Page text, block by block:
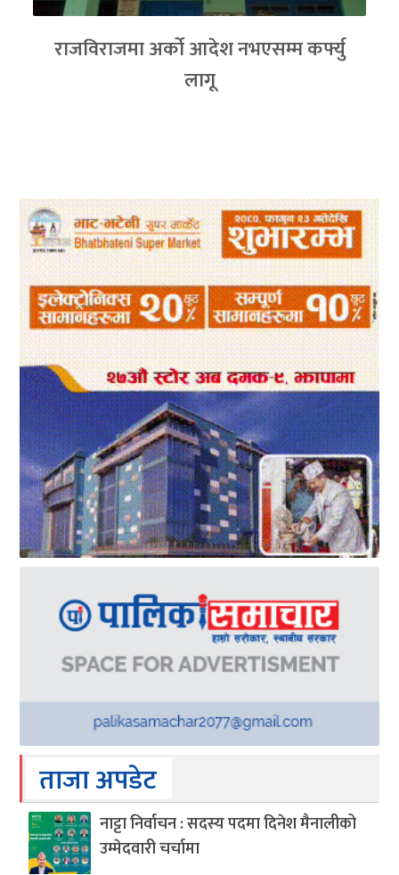
राजविराजमा अर्को आदेश नभएसम्म कर्फ्यु
लागू
ताजा अपडेट
नाट्टा निर्वाचन : सदस्य पदमा दिनेश मैनालीको
उम्मेदवारी चर्चामा